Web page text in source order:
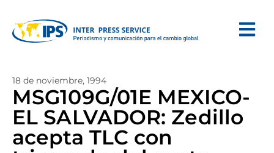
18 de noviembre, 1994
MSG109G/01E MEXICO-
EL SALVADOR: Zedillo
acepta TLC con